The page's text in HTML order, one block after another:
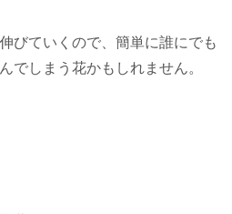
びていくので、簡単に誰にでも
でしまう花かもしれません。